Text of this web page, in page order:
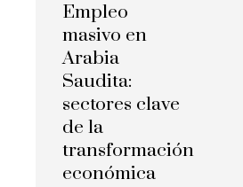
Empleo
masivo en
Arabia
Saudita:
sectores clave
de la
transformación
económica